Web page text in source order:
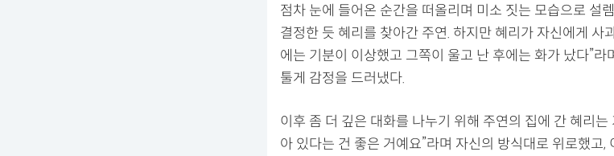
점차 눈에 들어온 순간을 떠올리며 미소 짓는 모습으로 설
결정한 듯 혜리를 찾아간 주연. 하지만 혜리가 자신에게 사
에는 기분이 이상했고 그쪽이 울고 난 후에는 화가 났다”라
툴게 감정을 드러냈다.
이후 좀 더 깊은 대화를 나누기 위해 주연의 집에 간 혜리
아 있다는 건 좋은 거예요”라며 자신의 방식대로 위로했고,